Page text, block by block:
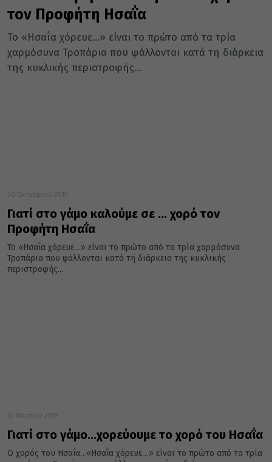
τον Προφήτη Ησαΐα
Το «Ησαΐα χόρευε…» είναι το πρώτο από τα τρία
χαρμόσυνα Τροπάρια που ψάλλονται κατά τη διάρκεια
της κυκλικής περιστροφής...
30 Οκτωβρίου 2019
Γιατί στο γάμο καλούμε σε … χορό τον
Προφήτη Ησαΐα
Το «Ησαΐα χόρευε…» είναι το πρώτο από τα τρία χαρμόσυνα
Τροπάρια που ψάλλονται κατά τη διάρκεια της κυκλικής
περιστροφής...
10 Μαρτίου 2019
Γιατί στο γάμο…χορεύουμε το χορό του Ησαΐα
Ο χορός του Ησαΐα…«Ησαΐα χόρευε…» είναι το πρώτο από τα τρία